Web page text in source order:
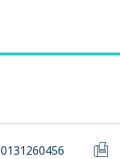
0131260456